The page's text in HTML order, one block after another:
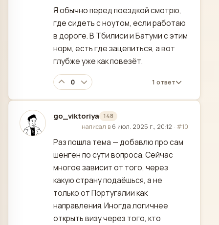
Я обычно перед поездкой смотрю,
где сидеть с ноутом, если работаю
в дороге. В Тбилиси и Батуми с этим
норм, есть где зацепиться, а вот
глубже уже как повезёт.
0 1 ответ
go_viktoriya 148
отредактировано
написал в 6 июл. 2025 г., 20:12 · #10
Раз пошла тема — добавлю про сам
шенген по сути вопроса. Сейчас
многое зависит от того, через
какую страну подаёшься, а не
только от Португалии как
направления. Иногда логичнее
открыть визу через того, кто